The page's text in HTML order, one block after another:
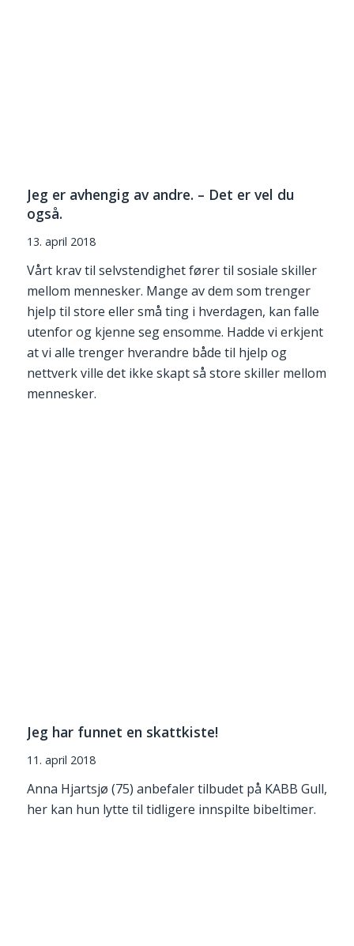
Jeg er avhengig av andre. – Det er vel du
også.
13. april 2018
Vårt krav til selvstendighet fører til sosiale skiller
mellom mennesker. Mange av dem som trenger
hjelp til store eller små ting i hverdagen, kan falle
utenfor og kjenne seg ensomme. Hadde vi erkjent
at vi alle trenger hverandre både til hjelp og
nettverk ville det ikke skapt så store skiller mellom
mennesker.
Jeg har funnet en skattkiste!
11. april 2018
Anna Hjartsjø (75) anbefaler tilbudet på KABB Gull,
her kan hun lytte til tidligere innspilte bibeltimer.